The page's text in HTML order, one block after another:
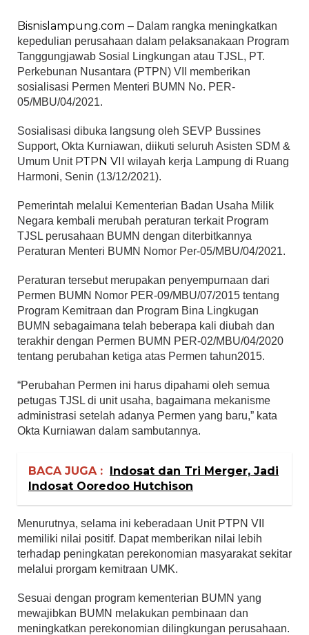
Bisnislampung.com – Dalam rangka meningkatkan
kepedulian perusahaan dalam pelaksanakaan Program
Tanggungjawab Sosial Lingkungan atau TJSL, PT.
Perkebunan Nusantara (PTPN) VII memberikan
sosialisasi Permen Menteri BUMN No. PER-
05/MBU/04/2021.
Sosialisasi dibuka langsung oleh SEVP Bussines
Support, Okta Kurniawan, diikuti seluruh Asisten SDM &
Umum Unit PTPN VII wilayah kerja Lampung di Ruang
Harmoni, Senin (13/12/2021).
Pemerintah melalui Kementerian Badan Usaha Milik
Negara kembali merubah peraturan terkait Program
TJSL perusahaan BUMN dengan diterbitkannya
Peraturan Menteri BUMN Nomor Per-05/MBU/04/2021.
Peraturan tersebut merupakan penyempurnaan dari
Permen BUMN Nomor PER-09/MBU/07/2015 tentang
Program Kemitraan dan Program Bina Lingkugan
BUMN sebagaimana telah beberapa kali diubah dan
terakhir dengan Permen BUMN PER-02/MBU/04/2020
tentang perubahan ketiga atas Permen tahun2015.
“Perubahan Permen ini harus dipahami oleh semua
petugas TJSL di unit usaha, bagaimana mekanisme
administrasi setelah adanya Permen yang baru,” kata
Okta Kurniawan dalam sambutannya.
BACA JUGA : Indosat dan Tri Merger, Jadi
Indosat Ooredoo Hutchison
Menurutnya, selama ini keberadaan Unit PTPN VII
memiliki nilai positif. Dapat memberikan nilai lebih
terhadap peningkatan perekonomian masyarakat sekitar
melalui prorgam kemitraan UMK.
Sesuai dengan program kementerian BUMN yang
mewajibkan BUMN melakukan pembinaan dan
meningkatkan perekonomian dilingkungan perusahaan.